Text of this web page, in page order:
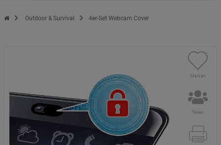
Zur Startseite des Kopp Verlag Online-Shop
Outdoor & Survival 4er-Set Webcam Cover
Merken
Teilen